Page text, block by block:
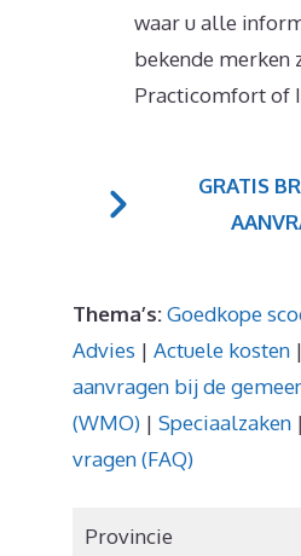
waar u alle
bekende merken
Practicomfort of
GRATIS
Thema’s:Goedkope
Advies | Actuele kosten |
aanvragen bij de
(WMO) | Speciaalzaken |
vragen (FAQ)
Provincie